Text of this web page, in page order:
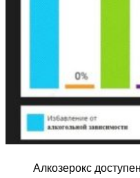
Алкозерокс